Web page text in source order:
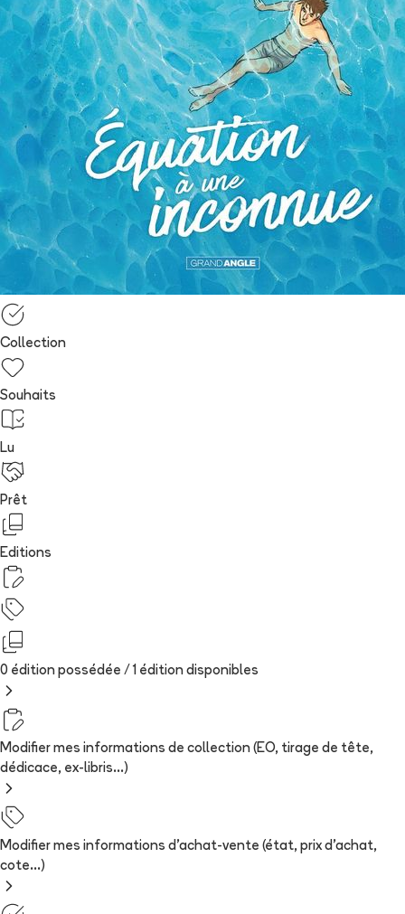
Collection
Souhaits
Lu
Prêt
Editions
0 édition possédée / 1 édition disponibles
Modifier mes informations de collection (EO, tirage de tête,
dédicace, ex-libris...)
Modifier mes informations d'achat-vente (état, prix d'achat,
cote...)